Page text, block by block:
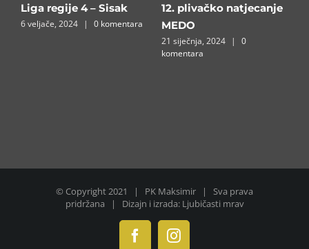
Liga regije 4 – Sisak
6 veljače, 2024 | 0 komentara
12. plivačko natjecanje
MEDO⁣
21 siječnja, 2024 |
0
komentara
© Copyright 2021 | PK Maksimir | Sva prava
pridržana | Dizajn i izrada: Ljubičasti mrav
FacebookInstagram